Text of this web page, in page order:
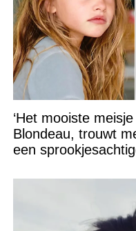
‘Het mooiste
Blondeau, trouwt
een